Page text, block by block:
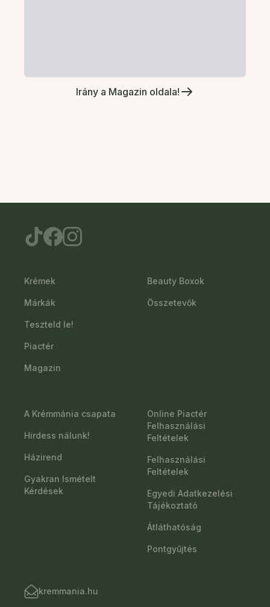
Irány a Magazin oldala!
Krémek
Márkák
Teszteld le!
Piactér
Magazin
Beauty Boxok
Összetevők
A Krémmánia csapata
Hirdess nálunk!
Házirend
Gyakran Ismételt
Kérdések
Online Piactér
Felhasználási
Feltételek
Felhasználási
Feltételek
Egyedi Adatkezelési
Tájékoztató
Átláthatóság
Pontgyűjtés
kremmania.hu